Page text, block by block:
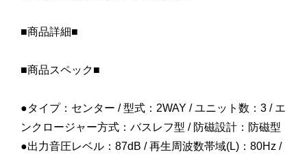
■商品詳細■
■商品スペック■
●タイプ：センター / 型式：2WAY / ユニット数：3 / エ
ンクロージャー方式：バスレフ型 / 防磁設計：防磁型
●出力音圧レベル：87dB / 再生周波数帯域(L)：80Hz /